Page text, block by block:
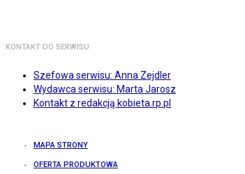
KONTAKT DO SERWISU
Szefowa serwisu: Anna Zejdler
Wydawca serwisu: Marta Jarosz
Kontakt z redakcją kobieta.rp.pl
MAPA STRONY
OFERTA PRODUKTOWA